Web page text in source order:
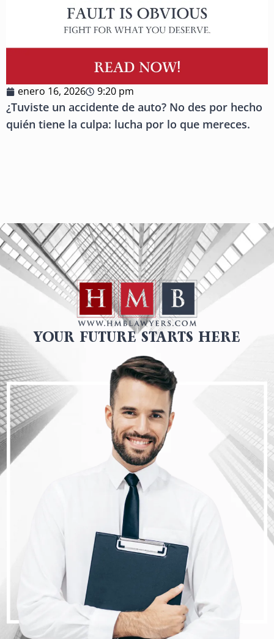
enero 16, 2026 9:20 pm
¿Tuviste un accidente de auto? No des por hecho
quién tiene la culpa: lucha por lo que mereces.
YOUR FUTURE STARTS HERE